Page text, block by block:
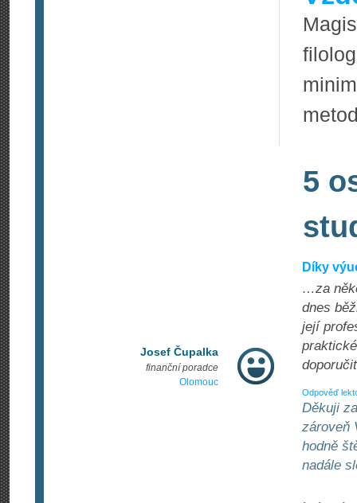
5
Josef Čupalka
finanční poradce
Olomouc
Díky
…za
dnes
její
Odpověď
Děkuji
zároveň
hodně
nadále